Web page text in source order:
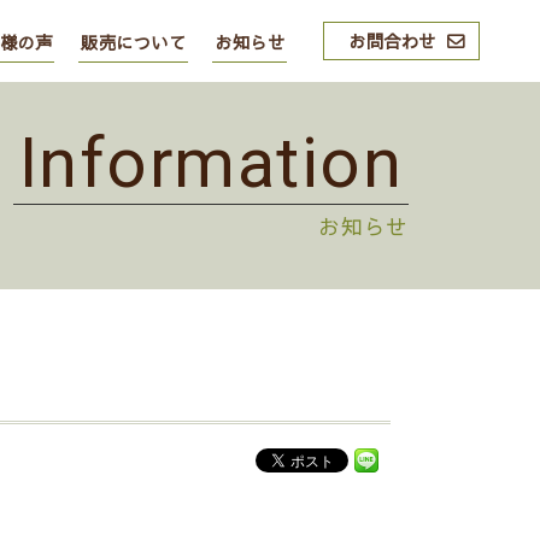
の声 販売について お知らせ お問合わせ
Information
お知らせ